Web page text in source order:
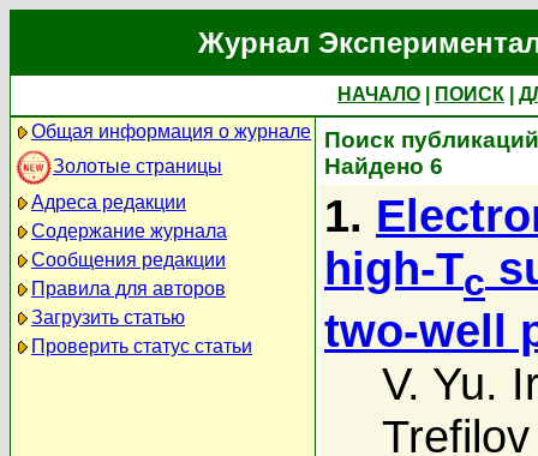
Журнал
НАЧАЛО ПОИСК
Общая информация о журнале
Золотые страницы
Адреса редакции
Содержание журнала
Сообщения редакции
Правила для авторов
Загрузить статью
Проверить статус статьи
Поиск
Найдено 6
1.
high-Tc
two-well
V. Yu.
Trefilov